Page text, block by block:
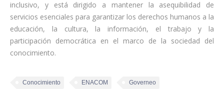
inclusivo, y está dirigido a mantener la asequibilidad de
servicios esenciales para garantizar los derechos humanos a la
educación, la cultura, la información, el trabajo y la
participación democrática en el marco de la sociedad del
conocimiento.
Conocimiento ENACOM Governeo